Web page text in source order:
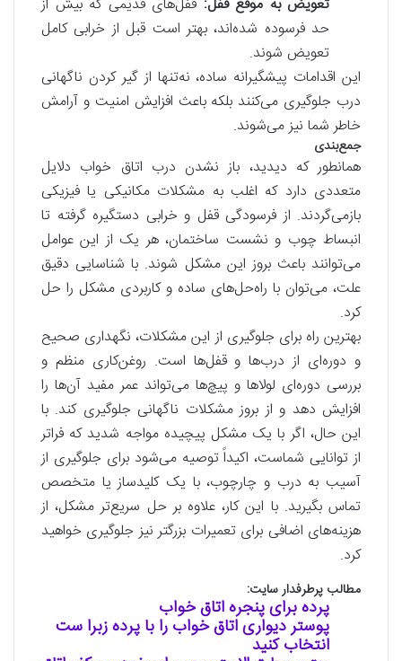
حد فرسوده شده‌اند، بهتر است قبل از خرابی کامل
تعویض شوند.
این اقدامات پیشگیرانه ساده، نه‌تنها از گیر کردن ناگهانی
درب جلوگیری می‌کنند بلکه باعث افزایش امنیت و آرامش
خاطر شما نیز می‌شوند.
جمع‌بندی
همانطور که دیدید، باز نشدن درب اتاق خواب دلایل
متعددی دارد که اغلب به مشکلات مکانیکی یا فیزیکی
بازمی‌گردند. از فرسودگی قفل و خرابی دستگیره گرفته تا
انبساط چوب و نشست ساختمان، هر یک از این عوامل
می‌توانند باعث بروز این مشکل شوند. با شناسایی دقیق
علت، می‌توان با راه‌حل‌های ساده و کاربردی مشکل را حل
کرد.
بهترین راه برای جلوگیری از این مشکلات، نگهداری صحیح
و دوره‌ای از درب‌ها و قفل‌ها است. روغن‌کاری منظم و
بررسی دوره‌ای لولاها و پیچ‌ها می‌تواند عمر مفید آن‌ها را
افزایش دهد و از بروز مشکلات ناگهانی جلوگیری کند. با
این حال، اگر با یک مشکل پیچیده مواجه شدید که فراتر
از توانایی شماست، اکیداً توصیه می‌شود برای جلوگیری از
آسیب به درب و چارچوب، با یک کلیدساز یا متخصص
تماس بگیرید. با این کار، علاوه بر حل سریع‌تر مشکل، از
هزینه‌های اضافی برای تعمیرات بزرگتر نیز جلوگیری خواهید
کرد.
مطالب پرطرفدار سایت:
پرده برای پنجره اتاق خواب
پوستر دیواری اتاق خواب را با پرده زبرا ست
انتخاب کنید